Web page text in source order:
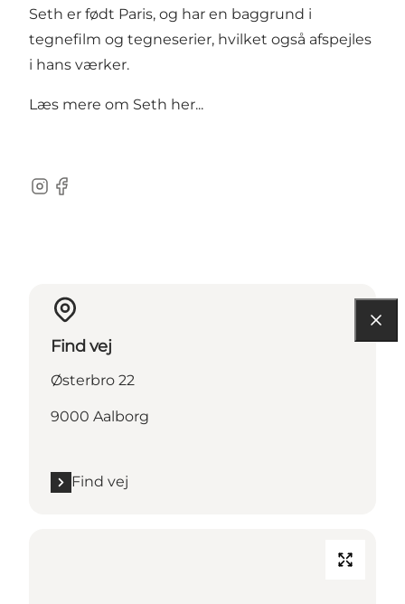
Seth er født Paris, og har en baggrund i
tegnefilm og tegneserier, hvilket også afspejles
i hans værker.
Læs mere om Seth her...
Instagram
Facebook
Find vej
Østerbro 22
9000 Aalborg
Find vej